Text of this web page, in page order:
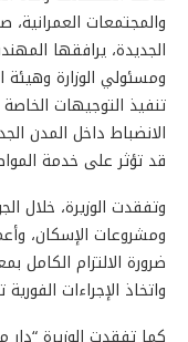
والمجتمعات العمرانية،
الجديدة، يرافقها
ومسئولي الوزارة وهيئة
تنفيذ التوجيهات
الانضباط داخل المدن
قد تؤثر على خدمة
وتفقدت الوزيرة، خلال
ومشروعات الإسكان،
ضرورة الالتزام الكامل
واتخاذ الإجراءات